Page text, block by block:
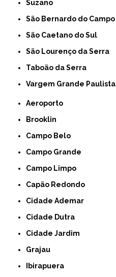
Suzano
São Bernardo do Campo
São Caetano do Sul
São Lourenço da Serra
Taboão da Serra
Vargem Grande Paulista
Aeroporto
Brooklin
Campo Belo
Campo Grande
Campo Limpo
Capão Redondo
Cidade Ademar
Cidade Dutra
Cidade Jardim
Grajau
Ibirapuera